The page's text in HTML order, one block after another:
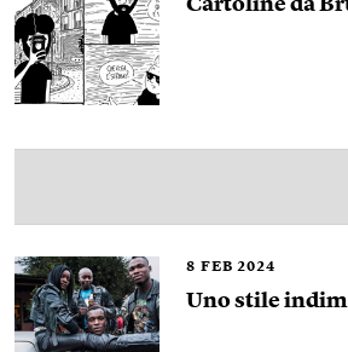
Cartoline da
8 FEB 2024
Uno stile